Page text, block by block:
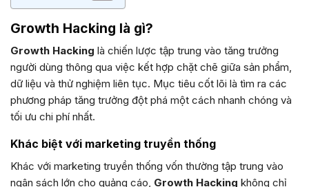
Growth Hacking là gì?
Growth Hacking là chiến lược tập trung vào tăng trưởng
người dùng thông qua việc kết hợp chặt chẽ giữa sản phẩm,
dữ liệu và thử nghiệm liên tục. Mục tiêu cốt lõi là tìm ra các
phương pháp tăng trưởng đột phá một cách nhanh chóng và
tối ưu chi phí nhất.
Khác biệt với marketing truyền thống
Khác với marketing truyền thống vốn thường tập trung vào
ngân sách lớn cho quảng cáo, Growth Hacking không chỉ